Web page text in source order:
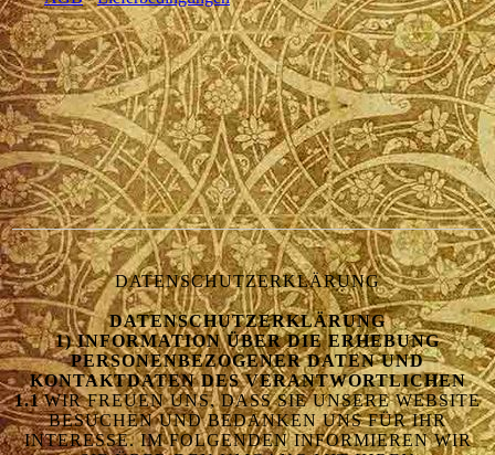
DATENSCHUTZERKLÄRUNG
DATENSCHUTZERKLÄRUNG
1) INFORMATION ÜBER DIE ERHEBUNG
PERSONENBEZOGENER DATEN UND
KONTAKTDATEN DES VERANTWORTLICHEN
1.1WIR FREUEN UNS, DASS SIE UNSERE WEBSITE
BESUCHEN UND BEDANKEN UNS FÜR IHR
INTERESSE. IM FOLGENDEN INFORMIEREN WIR